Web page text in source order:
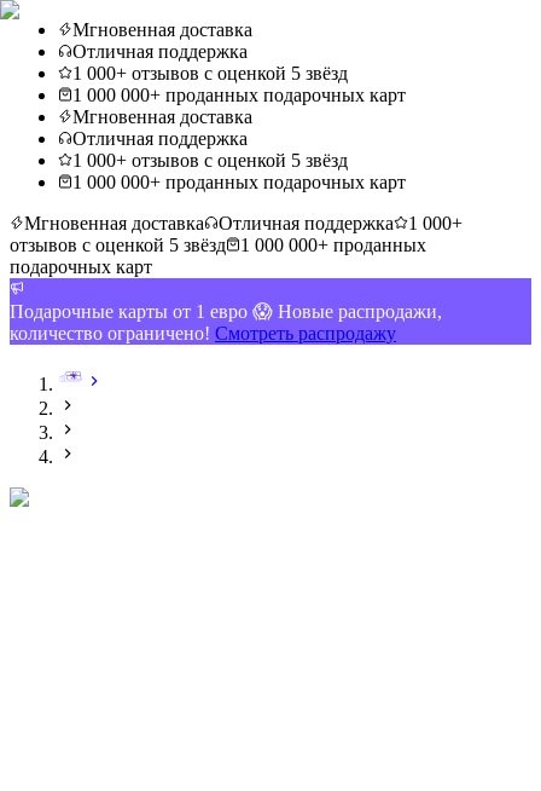
Мгновенная доставка
Отличная поддержка
1 000+ отзывов с оценкой 5 звёзд
1 000 000+ проданных подарочных карт
Мгновенная доставка
Отличная поддержка
1 000+ отзывов с оценкой 5 звёзд
1 000 000+ проданных подарочных карт
Мгновенная доставка
Отличная поддержка
1 000+
отзывов с оценкой 5 звёзд
1 000 000+ проданных
подарочных карт
Подарочные карты от 1 евро 😱 Новые распродажи,
количество ограничено! Смотреть распродажу